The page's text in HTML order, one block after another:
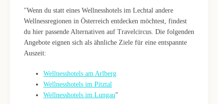
"Wenn du statt eines Wellnesshotels im Lechtal andere
Wellnessregionen in Österreich entdecken möchtest, findest
du hier passende Alternativen auf Travelcircus. Die folgenden
Angebote eignen sich als ähnliche Ziele für eine entspannte
Auszeit:
Wellnesshotels am Arlberg
Wellnesshotels im Pitztal
Wellnesshotels im Lungau"